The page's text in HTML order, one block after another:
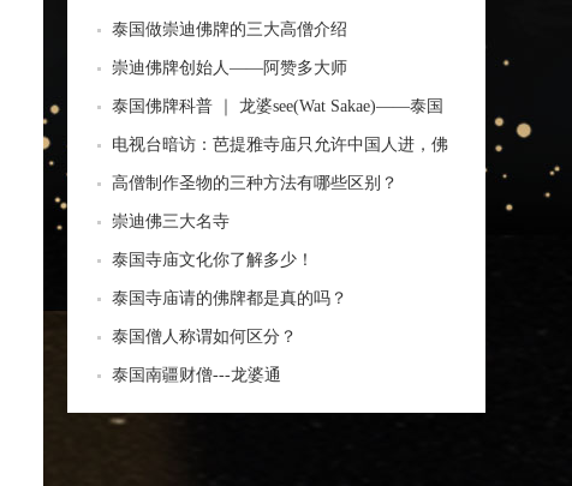
泰国做崇迪佛牌的三大高僧介绍
崇迪佛牌创始人——阿赞多大师
泰国佛牌科普 ｜ 龙婆see(Wat Sakae)——泰国
四面神前三高僧
电视台暗访：芭提雅寺庙只允许中国人进，佛
牌高于常价100多倍！
高僧制作圣物的三种方法有哪些区别？
崇迪佛三大名寺
泰国寺庙文化你了解多少！
泰国寺庙请的佛牌都是真的吗？
泰国僧人称谓如何区分？
泰国南疆财僧---龙婆通